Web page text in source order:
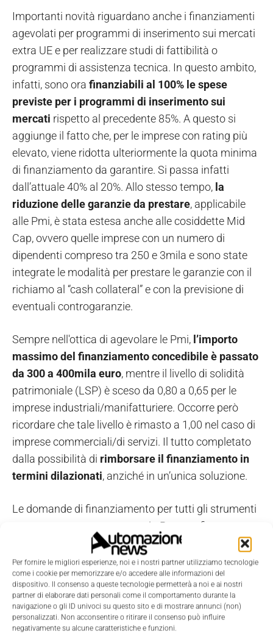
Per fornire le migliori esperienze, noi e i nostri partner utilizziamo tecnologie
come i cookie per memorizzare e/o accedere alle informazioni del
dispositivo. Il consenso a queste tecnologie permetterà a noi e ai nostri
partner di elaborare dati personali come il comportamento durante la
navigazione o gli ID univoci su questo sito e di mostrare annunci (non)
personalizzati. Non acconsentire o ritirare il consenso può influire
negativamente su alcune caratteristiche e funzioni.
Importanti novità riguardano anche i finanziamenti
agevolati per programmi di inserimento sui mercati
extra UE e per realizzare studi di fattibilità o
programmi di assistenza tecnica. In questo ambito,
infatti, sono ora finanziabili al 100% le spese
previste per i programmi di inserimento sui
mercati rispetto al precedente 85%. A questo si
aggiunge il fatto che, per le imprese con rating più
elevato, viene ridotta ulteriormente la quota minima
di finanziamento da garantire. Si passa infatti
dall’attuale 40% al 20%. Allo stesso tempo, la
riduzione delle garanzie da prestare, applicabile
alle Pmi, è stata estesa anche alle cosiddette Mid
Cap, ovvero quelle imprese con un numero di
dipendenti compreso tra 250 e 3mila e sono state
integrate le modalità per prestare le garanzie con il
richiamo al “cash collateral” e con la previsione di
eventuali controgaranzie.
Sempre nell'ottica di agevolare le Pmi, l’importo
massimo del finanziamento concedibile è passato
da 300 a 400mila euro, mentre il livello di solidità
patrimoniale (LSP) è sceso da 0,80 a 0,65 per le
imprese industriali/manifatturiere. Occorre però
ricordare che tale livello è rimasto a 1,00 nel caso di
imprese commerciali/di servizi. Il tutto completato
dalla possibilità di rimborsare il finanziamento in
termini dilazionati, anziché in un’unica soluzione.
Le domande di finanziamento per tutti gli strumenti
possono essere presentate via Pec con firma
digitale o tramite il PortaleSIMEST.
TAGS finanziamenti Hot Topic internazionalizzazione Mise tasso